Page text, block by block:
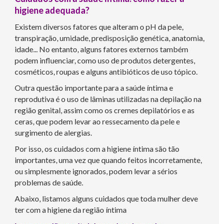
higiene adequada?
Existem diversos fatores que alteram o pH da pele,
transpiração, umidade, predisposição genética, anatomia,
idade... No entanto, alguns fatores externos também
podem influenciar, como uso de produtos detergentes,
cosméticos, roupas e alguns antibióticos de uso tópico.
Outra questão importante para a saúde íntima e
reprodutiva é o uso de lâminas utilizadas na depilação na
região genital, assim como os cremes depilatórios e as
ceras, que podem levar ao ressecamento da pele e
surgimento de alergias.
Por isso, os cuidados com a higiene íntima são tão
importantes, uma vez que quando feitos incorretamente,
ou simplesmente ignorados, podem levar a sérios
problemas de saúde.
Abaixo, listamos alguns cuidados que toda mulher deve
ter com a higiene da região íntima